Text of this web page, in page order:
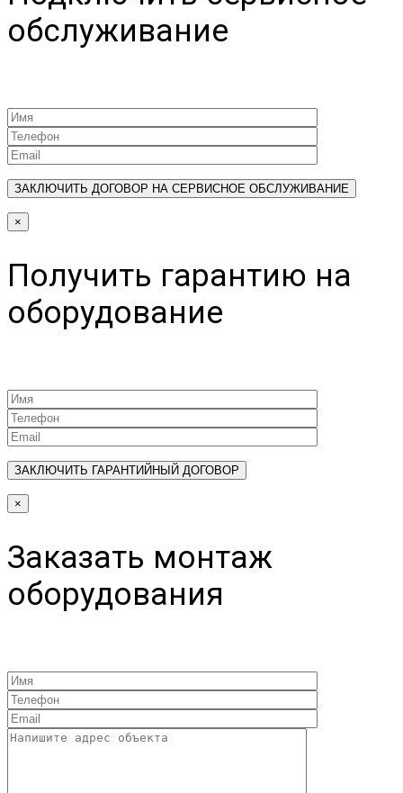
обслуживание
×
Получить гарантию на
оборудование
×
Заказать монтаж
оборудования